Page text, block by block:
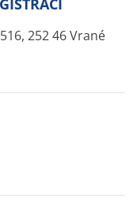
252 46 Vrané